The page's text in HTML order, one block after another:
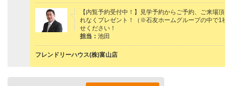
【内覧予約受付中！】見学予約からご予約、ご来場
れなくプレゼント！（※石友ホームグループの中で1
せください！
担当： 池田
フレンドリーハウス(株)富山店